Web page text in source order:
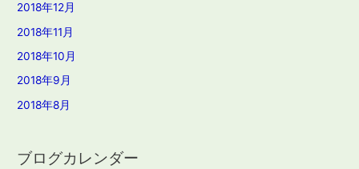
2018年12月
2018年11月
2018年10月
2018年9月
2018年8月
ブログカレンダー